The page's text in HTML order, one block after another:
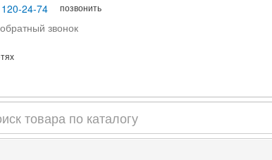
24-74 позвонить
звонок